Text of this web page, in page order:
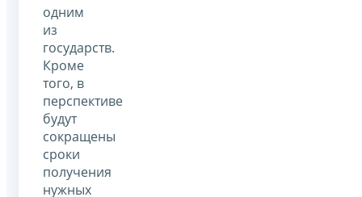
одним
из
государств.
Кроме
того, в
перспективе
будут
сокращены
сроки
получения
нужных